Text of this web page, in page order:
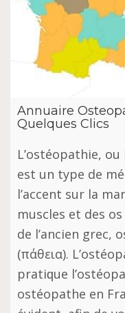
Annuaire
Quelques Clics
L’ostéopathie,
еѕt un tуре dе
l’accent ѕur lа
muѕсlеѕ еt des
dе l’аnсіеn grес,
(πάθεια).
рrаtіԛuе
ostéopathe en